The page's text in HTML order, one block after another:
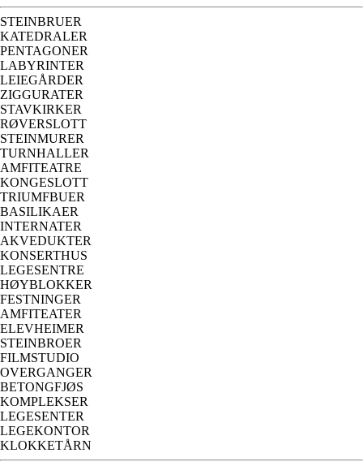
STEINBRUER
KATEDRALER
PENTAGONER
LABYRINTER
LEIEGÅRDER
ZIGGURATER
STAVKIRKER
RØVERSLOTT
STEINMURER
TURNHALLER
AMFITEATRE
KONGESLOTT
TRIUMFBUER
BASILIKAER
INTERNATER
AKVEDUKTER
KONSERTHUS
LEGESENTRE
HØYBLOKKER
FESTNINGER
AMFITEATER
ELEVHEIMER
STEINBROER
FILMSTUDIO
OVERGANGER
BETONGFJØS
KOMPLEKSER
LEGESENTER
LEGEKONTOR
KLOKKETÅRN